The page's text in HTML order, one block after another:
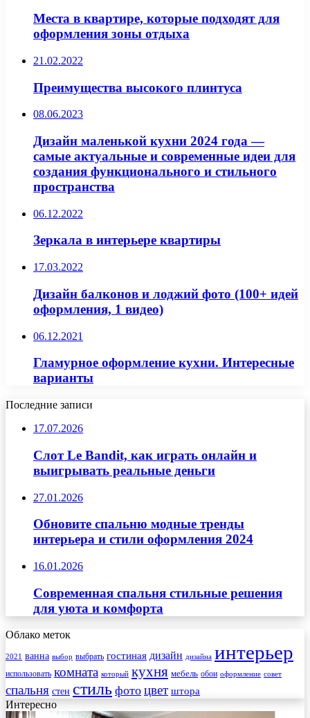
Места в квартире, которые подходят для
оформления зоны отдыха
21.02.2022
Преимущества высокого плинтуса
08.06.2023
Дизайн маленькой кухни 2024 года —
самые актуальные и современные идеи для
создания функционального и стильного
пространства
06.12.2022
Зеркала в интерьере квартиры
17.03.2022
Дизайн балконов и лоджий фото (100+ идей
оформления, 1 видео)
06.12.2021
Гламурное оформление кухни. Интересные
варианты
Последние записи
17.07.2026
Слот Le Bandit, как играть онлайн и
выигрывать реальные деньги
27.01.2026
Обновите спальню модные тренды
интерьера и стили оформления 2024
16.01.2026
Современная спальня стильные решения
для уюта и комфорта
Облако меток
2021 ванна выбор выбрать гостиная дизайн дизайна интерьер
использовать комната который кухня мебель обои оформление совет
спальня стен стиль фото цвет штора
Интересно